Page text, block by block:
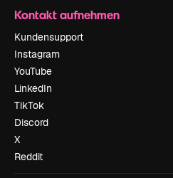
Kontakt aufnehmen
Kundensupport
Instagram
YouTube
LinkedIn
TikTok
Discord
X
Reddit